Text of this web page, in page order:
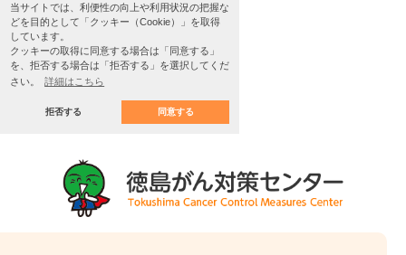
当サイトでは、利便性の向上や利用状況の把握な
どを目的として「クッキー（Cookie）」を取得
しています。
クッキーの取得に同意する場合は「同意する」
を、拒否する場合は「拒否する」を選択してくだ
さい。
詳細はこちら
拒否する 同意する